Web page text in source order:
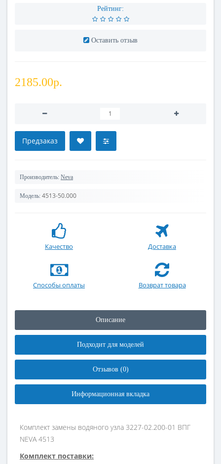
Рейтинг:
Оставить отзыв
2185.00р.
Предзаказ
Производитель: Neva
Модель: 4513-50.000
Качество Доставка
Способы оплаты Возврат товара
Описание
Подходит для моделей
Отзывов (0)
Информационная вкладка
Комплект замены водяного узла 3227-02.200-01 ВПГ
NEVA 4513
Комплект поставки: